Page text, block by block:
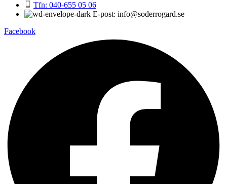
Tfn: 040-655 05 06
E-post: info@soderrogard.se
Facebook